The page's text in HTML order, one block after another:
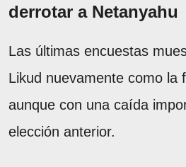
derrotar a Netanyahu
Las últimas encuestas
Likud nuevamente como la
aunque con una caída
elección anterior.